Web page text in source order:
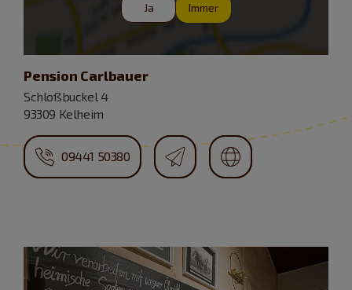
Ja Immer
Pension Carlbauer
Schloßbuckel 4
93309 Kelheim
09441 50380